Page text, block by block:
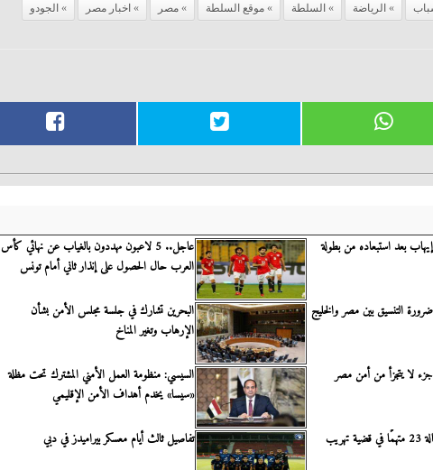
الرياضة السلطة موقع السلطة مصر اخبار مصر
الجودو
بعد استبعاده من بطولة
عاجل.. 5 لاعبون مهددون بالغياب عن نهائي كأس
العرب حال الحصول على إنذار ثاني أمام تونس
التنسيق بين مصر والخليج
البحرين تشارك في جلسة مجلس الأمن بشأن
الإرهاب وتغير المناخ
لا يتجزأ من أمن مصر
السيسي: منظومة العمل الأمني المشترك تحت مظلة
«سيسا» يخدم أهداف الأمن الإقليمي
عاجل.. تفاصيل إحالة 23 متهمًا في قضية تهريب
تفاصيل ثالث أيام معسكر بيراميدز في دبي